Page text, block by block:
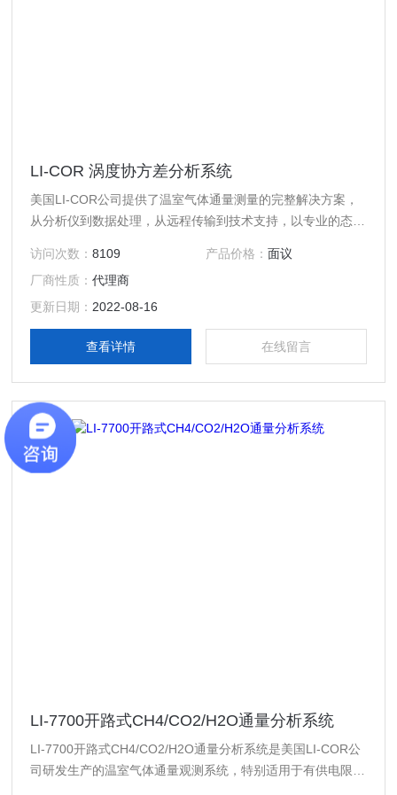
LI-COR 涡度协方差分析系统
美国LI-COR公司提供了温室气体通量测量的完整解决方案，
从分析仪到数据处理，从远程传输到技术支持，以专业的态度
多通量监测台站。
访问次数：8109 产品价格： 面议
厂商性质：代理商
更新日期： 2022-08-16
查看详情 在线留言
LI-7700开路式CH4/CO2/H2O通量分析系统
LI-7700开路式CH4/CO2/H2O通量分析系统是美国LI-COR公
司研发生产的温室气体通量观测系统，特别适用于有供电限制